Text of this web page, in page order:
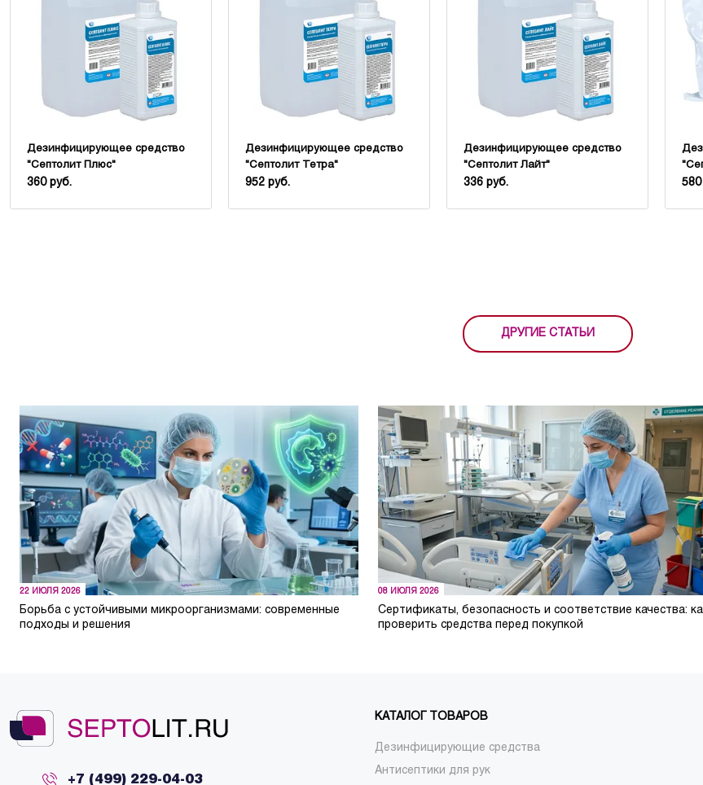
Дезинфицирующее средство
"Септолит Плюс"
360 руб.
Дезинфицирующее средство
"Септолит Тетра"
952 руб.
Дезинфицирующее средство
"Септолит Лайт"
336 руб. 580
ДРУГИЕ СТАТЬИ
22 ИЮЛЯ 2026
Борьба с устойчивыми микроорганизмами: современные
подходы и решения
08 ИЮЛЯ 2026
Сертификаты, безопасность и соответствие качества:
проверить средства перед покупкой
+7 (499) 229-04-03
КАТАЛОГ ТОВАРОВ
Дезинфицирующие средства
Антисептики для рук